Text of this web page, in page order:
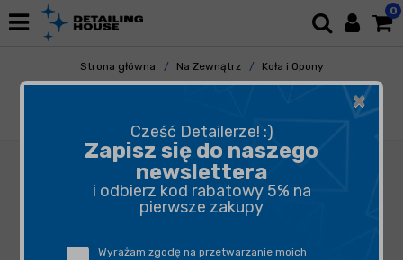
0
Strona główna Na Zewnątrz
Koła i Opony
Czyszczenie Felg
×
Cześć Detailerze! :)
Zapisz się do naszego
newslettera
i odbierz kod rabatowy 5% na
pierwsze zakupy
Wyrażam zgodę na przetwarzanie moich